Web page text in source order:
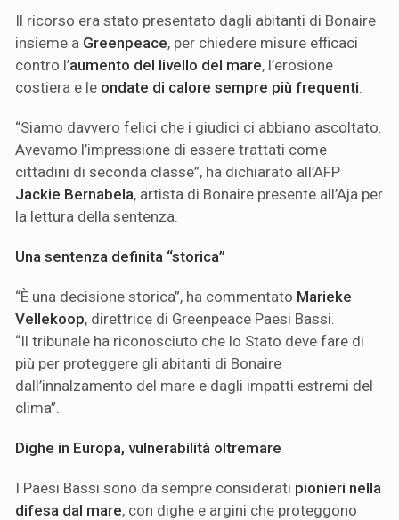
Il ricorso era stato presentato dagli abitanti di Bonaire
insieme a Greenpeace, per chiedere misure efficaci
contro l’aumento del livello del mare, l’erosione
costiera e le ondate di calore sempre più frequenti
“Siamo davvero felici che i giudici ci abbiano ascoltato.
Avevamo l’impressione di essere trattati come
cittadini di seconda classe”, ha dichiarato all’AFP
Jackie Bernabela, artista di Bonaire presente all’Aja per
la lettura della sentenza.
Una sentenza definita “storica”
“È una decisione storica”, ha commentato Marieke
Vellekoop, direttrice di Greenpeace Paesi Bassi.
“Il tribunale ha riconosciuto che lo Stato deve fare di
più per proteggere gli abitanti di Bonaire
dall’innalzamento del mare e dagli impatti estremi del
clima”.
Dighe in Europa, vulnerabilità oltremare
I Paesi Bassi sono da sempre considerati pionieri nella
difesa dal mare, con dighe e argini che proteggono